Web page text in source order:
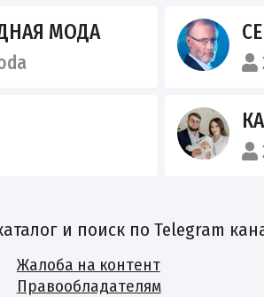
МОДА
и поиск по Telegram
Жалоба на контент
Правообладателям